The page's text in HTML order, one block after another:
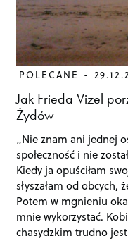
POLECANE
Jak Frieda Vizel
Żydów
„Nie znam ani jednej
społeczność i nie
Kiedy ja opuściłam
słyszałam od obcych,
Potem w mgnieniu oka
mnie wykorzystać.
chasydzkim trudno